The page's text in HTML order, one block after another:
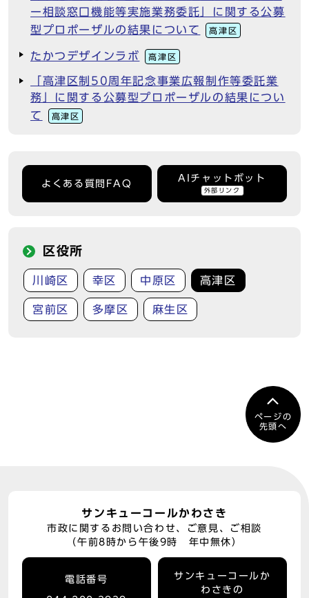
ー相談窓口機能等実施業務委託」に関する公募
型プロポーザルの結果について
高津区
たかつデザインラボ 高津区
「高津区制50周年記念事業広報制作等委託業
務」に関する公募型プロポーザルの結果につい
て
高津区
よくある質問FAQ
AIチャットボット
外部リンク
区役所
川崎区 幸区 中原区 高津区
宮前区 多摩区 麻生区
ページの
先頭へ
サンキューコールかわさき
市政に関するお問い合わせ、ご意見、ご相談
（午前8時から午後9時 年中無休）
電話番号
サンキューコールか
わさきの